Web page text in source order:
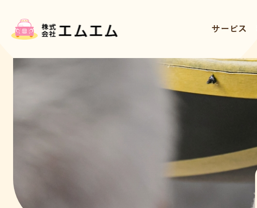
サービス